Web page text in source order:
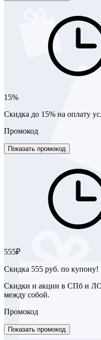
15%
Скидка до 15% на оплату
Промокод
Показать промокод
555₽
Скидка 555 руб. по купону!
Скидки и акции в СПб и
между собой.
Промокод
Показать промокод